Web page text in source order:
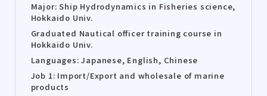
Major: Ship Hydrodynamics in Fisheries science,
Hokkaido Univ.
Graduated Nautical officer training course in
Hokkaido Univ.
Languages: Japanese, English, Chinese
Job 1: Import/Export and wholesale of marine
products